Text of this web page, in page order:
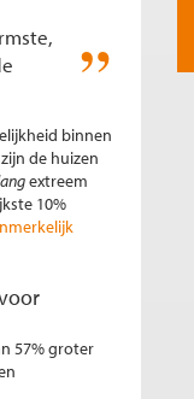
binnen
de huizen
extreem
10%
57% groter